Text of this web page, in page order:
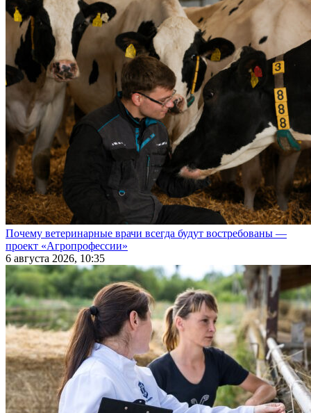
Почему ветеринарные врачи всегда будут востребованы —
проект «Агропрофессии»
6 августа 2026, 10:35